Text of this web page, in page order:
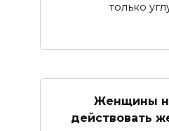
только
Женщины
действовать